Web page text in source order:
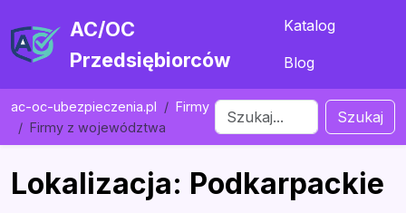
AC/OC
Przedsiębiorców
Katalog
Blog
ac-oc-ubezpieczenia.pl
Firmy
Firmy z województwa
Szukaj
Lokalizacja: Podkarpackie